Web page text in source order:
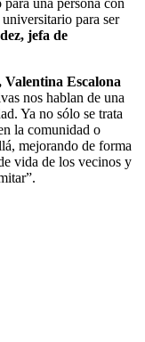
para ser
jefa de
Valentina Escalona
nos hablan de una
Ya no sólo se trata
la comunidad o
mejorando de forma
vida de los vecinos y